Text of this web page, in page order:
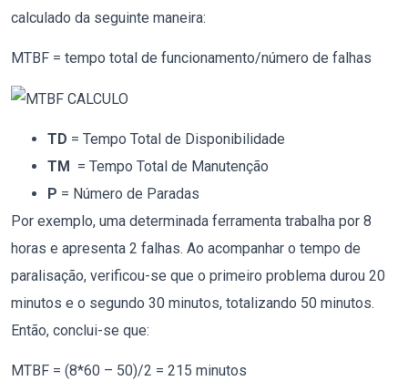
calculado da seguinte maneira:
MTBF = tempo total de funcionamento/número de falhas
TD = Tempo Total de Disponibilidade
TM = Tempo Total de Manutenção
P = Número de Paradas
Por exemplo, uma determinada ferramenta trabalha por 8
horas e apresenta 2 falhas. Ao acompanhar o tempo de
paralisação, verificou-se que o primeiro problema durou 20
minutos e o segundo 30 minutos, totalizando 50 minutos.
Então, conclui-se que:
MTBF = (8*60 – 50)/2 = 215 minutos